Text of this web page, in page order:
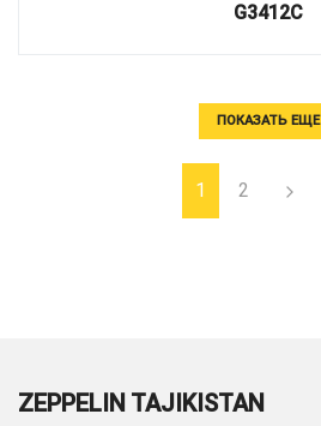
G3412C
ПОКАЗАТЬ ЕЩЕ
1 2
ZEPPELIN TAJIKISTAN